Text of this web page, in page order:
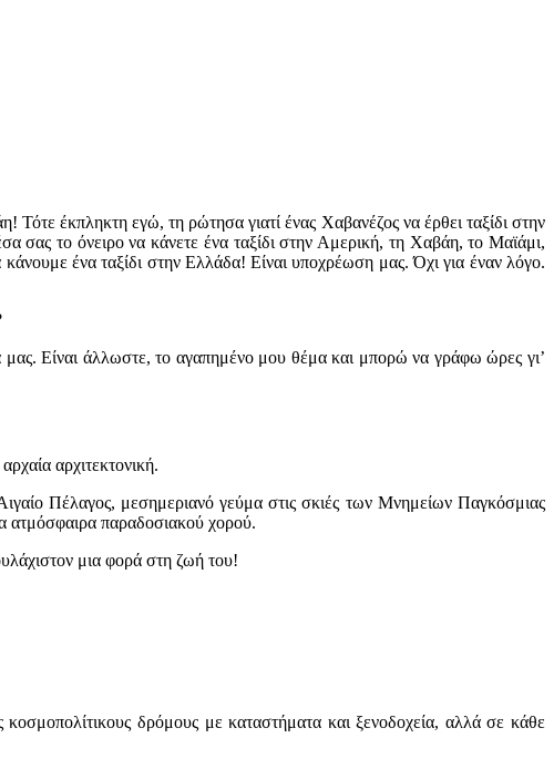
έκπληκτη εγώ, τη ρώτησα γιατί ένας Χαβανέζος να έρθει ταξίδι στην
σας το όνειρο να κάνετε ένα ταξίδι στην Αμερική, τη Χαβάη, το Μαϊάμι,
ένα ταξίδι στην Ελλάδα! Είναι υποχρέωση μας. Όχι για έναν λόγο.
Είναι άλλωστε, το αγαπημένο μου θέμα και μπορώ να γράφω ώρες γι’
αρχιτεκτονική.
Πέλαγος, μεσημεριανό γεύμα στις σκιές των Μνημείων Παγκόσμιας
ατμόσφαιρα παραδοσιακού χορού.
μια φορά στη ζωή του!
δρόμους με καταστήματα και ξενοδοχεία, αλλά σε κάθε